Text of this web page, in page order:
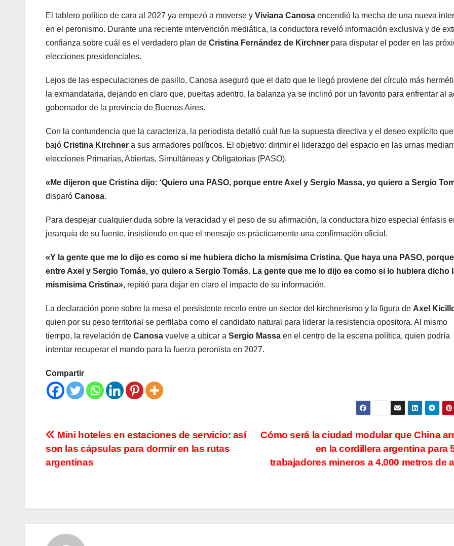
El tablero político de cara al 2027 ya empezó a moverse y Viviana Canosa encendió la mecha de una nueva
en el peronismo. Durante una reciente intervención mediática, la conductora reveló información exclusiva y de
confianza sobre cuál es el verdadero plan de Cristina Fernández de Kirchner para disputar el poder en las
elecciones presidenciales.
Lejos de las especulaciones de pasillo, Canosa aseguró que el dato que le llegó proviene del círculo más
la exmandataria, dejando en claro que, puertas adentro, la balanza ya se inclinó por un favorito para enfrentar al
gobernador de la provincia de Buenos Aires.
Con la contundencia que la caracteriza, la periodista detalló cuál fue la supuesta directiva y el deseo explícito que
bajó Cristina Kirchner a sus armadores políticos. El objetivo: dirimir el liderazgo del espacio en las urnas
elecciones Primarias, Abiertas, Simultáneas y Obligatorias (PASO).
«Me dijeron que Cristina dijo: ‘Quiero una PASO, porque entre Axel y Sergio Massa, yo quiero a Sergio
disparó Canosa.
Para despejar cualquier duda sobre la veracidad y el peso de su afirmación, la conductora hizo especial énfasis
jerarquía de su fuente, insistiendo en que el mensaje es prácticamente una confirmación oficial.
«Y la gente que me lo dijo es como si me hubiera dicho la mismísima Cristina. Que haya una PASO, porque
entre Axel y Sergio Tomás, yo quiero a Sergio Tomás. La gente que me lo dijo es como si lo hubiera dicho
mismísima Cristina», repitió para dejar en claro el impacto de su información.
La declaración pone sobre la mesa el persistente recelo entre un sector del kirchnerismo y la figura de Axel
quien por su peso territorial se perfilaba como el candidato natural para liderar la resistencia opositora. Al mismo
tiempo, la revelación de Canosa vuelve a ubicar a Sergio Massa en el centro de la escena política, quien podría
intentar recuperar el mando para la fuerza peronista en 2027.
Compartir
Navegación
de
Cómo será la ciudad modular que China
en la cordillera argentina para
trabajadores mineros a 4.000 metros de
Mini hoteles en estaciones de servicio: así
son las cápsulas para dormir en las rutas
argentinas
Mendoza para
bloquear los
celulares en
la provincia
un
por un
La empresa
minera Vicuña
gobierno de
San Juan U$D
extraordinario
y no
reembolsable
para
y
media